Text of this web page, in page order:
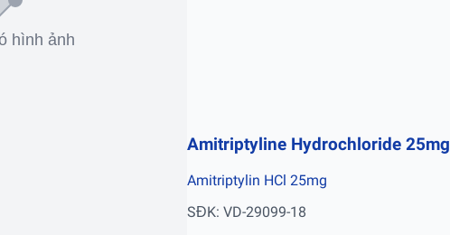
Amitriptyline Hydrochloride 25mg
Amitriptylin HCl 25mg
SĐK: VD-29099-18